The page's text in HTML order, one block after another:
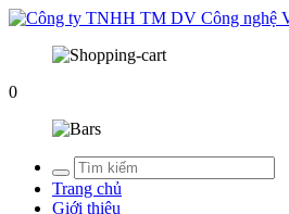
0
Trang chủ
Giới thiệu